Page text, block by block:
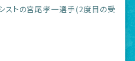
ストの宮尾孝一選手(2度目の受